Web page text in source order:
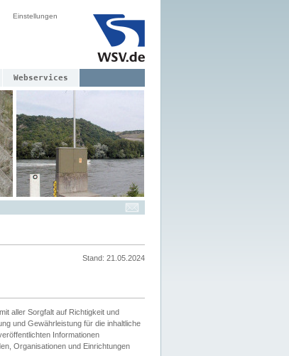
Einstellungen
Webservices
Stand: 21.05.2024
aller Sorgfalt auf Richtigkeit und
und Gewährleistung für die inhaltliche
Informationen
Organisationen und Einrichtungen